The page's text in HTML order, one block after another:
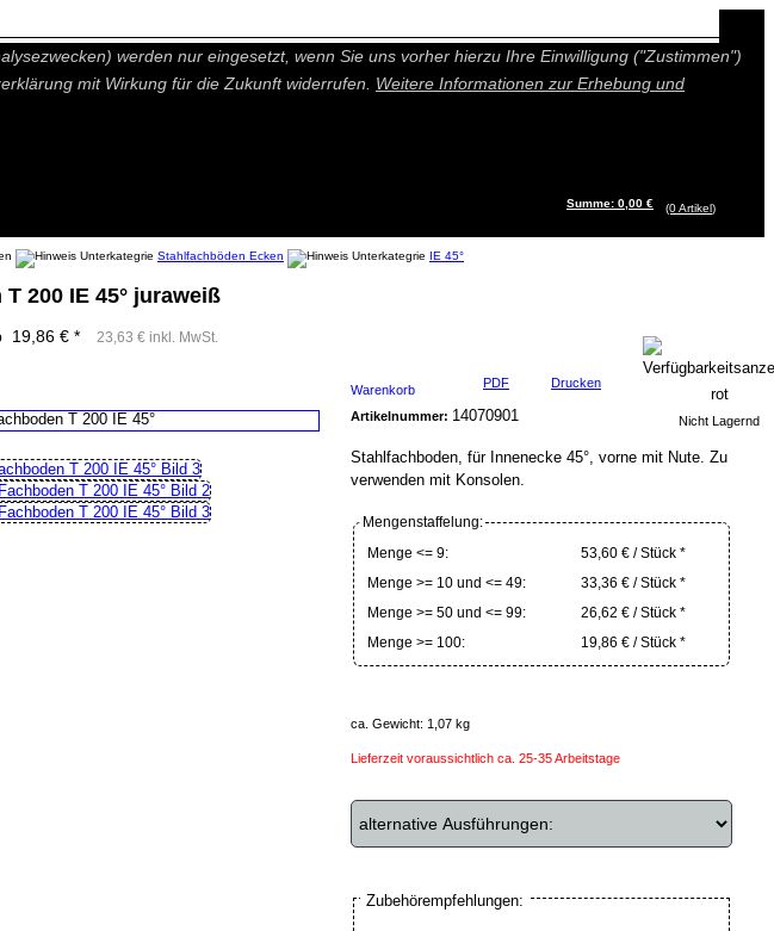
Funktionen, die Ihnen ein besseres und individuelleres Angebot bieten (Marketing- und
werden nur eingesetzt, wenn Sie uns vorher hierzu Ihre Einwilligung ("Zustimmen")
mit Wirkung für die Zukunft widerrufen. Weitere Informationen zur Erhebung und
Summe: 0,00 € (0Artikel)
Stahlfachböden Ecken IE 45°
200 IE 45° juraweiß
19,86 € * 23,63 € inkl. MwSt.
Warenkorb PDF Drucken
Nicht Lagernd
Artikelnummer: 14070901
Stahlfachboden, für Innenecke 45°, vorne mit Nute. Zu
verwenden mit Konsolen.
Mengenstaffelung:
Menge <= 9:
53,60 € / Stück *
Menge >= 10 und <= 49:
33,36 € / Stück *
Menge >= 50 und <= 99:
26,62 € / Stück *
Menge >= 100:
19,86 € / Stück *
ca. Gewicht: 1,07 kg
Lieferzeit voraussichtlich ca. 25-35 Arbeitstage
Zubehörempfehlungen: